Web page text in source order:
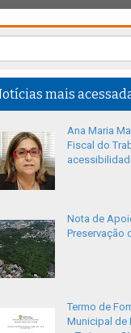
mais
Ana Maria
Fiscal do
Nota de
Preservação
Termo de
Municipal de